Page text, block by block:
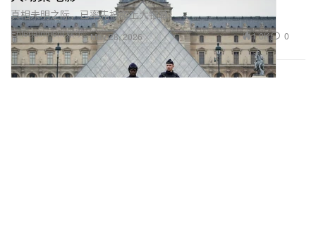
Entertainment 娱乐
真相未明之际，已率先被搬上大银幕。
May 28, 2026 1.0K 0